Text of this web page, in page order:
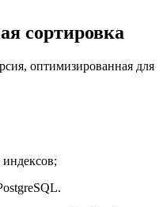
сортировка
оптимизированная для